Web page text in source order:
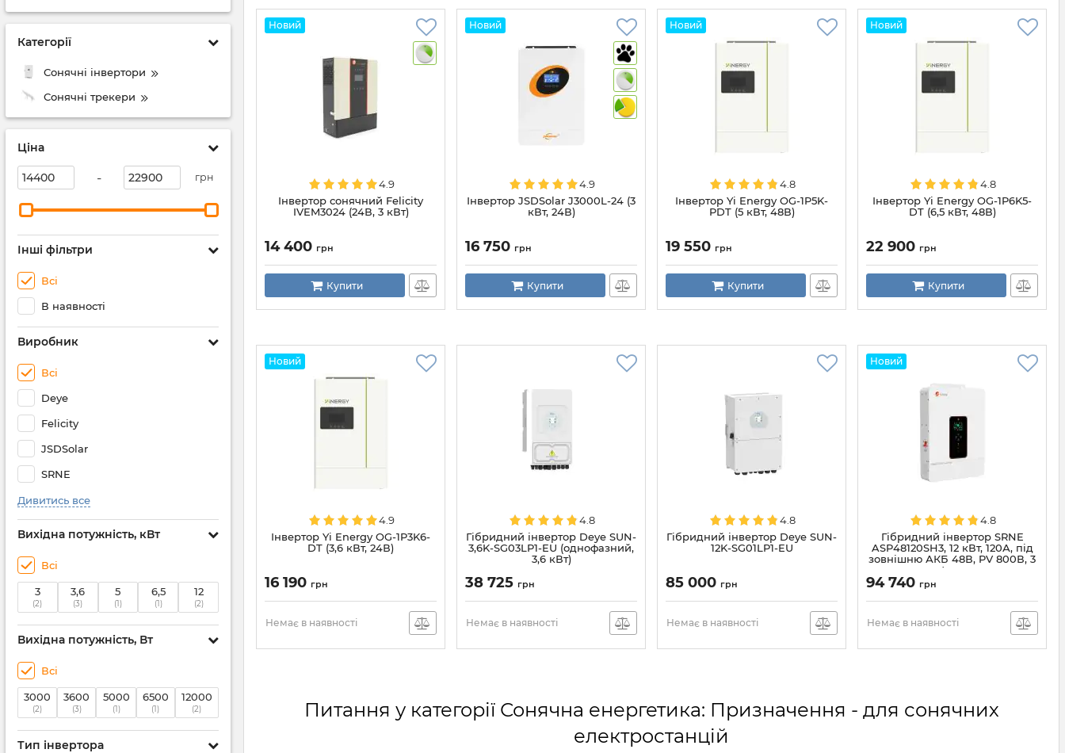
Категорії
Сонячні інвертори
Сонячні трекери
Ціна
- грн
Інші фільтри
Всі
В наявності
Виробник
Всі
Deye
Felicity
JSDSolar
SRNE
Дивитись все
Вихідна потужність, кВт
Всі
3
(2)
3,6
(3)
5
(1)
6,5
(1)
12
(2)
Вихідна потужність, Вт
Всі
3000
(2)
3600
(3)
5000
(1)
6500
(1)
12000
(2)
Тип інвертора
Новий
4.9
Інвертор сонячний Felicity
IVEM3024 (24В, 3 кВт)
14 400 грн
Купити
Новий
4.9
Інвертор JSDSolar J3000L-24 (3
кВт, 24В)
16 750 грн
Купити
Новий
4.8
Інвертор Yi Energy OG-1P5K-
PDT (5 кВт, 48В)
19 550 грн
Купити
Новий
4.8
Інвертор Yi Energy OG-1P6K5-
DT (6,5 кВт, 48В)
22 900 грн
Купити
Новий
4.9
Інвертор Yi Energy OG-1P3K6-
DT (3,6 кВт, 24В)
16 190 грн
Немає в наявності
4.8
Гібридний інвертор Deye SUN-
3,6K-SG03LP1-EU (однофазний,
3,6 кВт)
38 725 грн
Немає в наявності
4.8
Гібридний інвертор Deye SUN-
12K-SG01LP1-EU
85 000 грн
Немає в наявності
Новий
4.8
Гібридний інвертор SRNE
ASP48120SH3, 12 кВт, 120А, під
зовнішню АКБ 48В, PV 800В, 3
фази
94 740 грн
Немає в наявності
Питання у категорії Сонячна енергетика: Призначення - для сонячних
електростанцій